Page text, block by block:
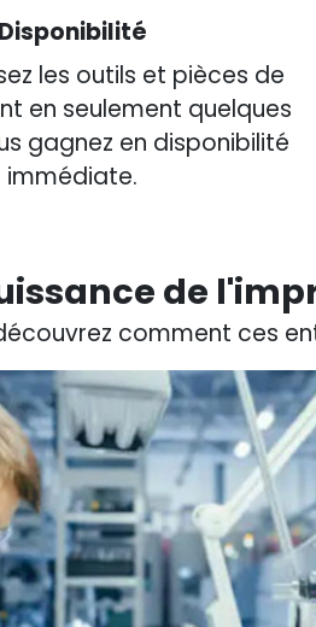
Disponibilité
les outils et pièces de
en seulement quelques
gagnez en disponibilité
immédiate.
de
comment ces